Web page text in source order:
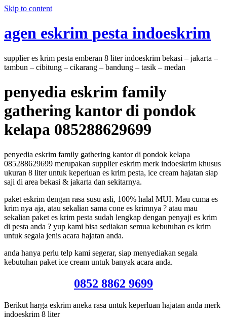
Skip to content
agen eskrim pesta indoeskrim
supplier es krim pesta emberan 8 liter indoeskrim bekasi – jakarta –
tambun – cibitung – cikarang – bandung – tasik – medan
penyedia eskrim family
gathering kantor di pondok
kelapa 085288629699
penyedia eskrim family gathering kantor di pondok kelapa
085288629699 merupakan supplier eskrim merk indoeskrim khusus
ukuran 8 liter untuk keperluan es krim pesta, ice cream hajatan siap
saji di area bekasi & jakarta dan sekitarnya.
paket eskrim dengan rasa susu asli, 100% halal MUI. Mau cuma es
krim nya aja, atau sekalian sama cone es krimnya ? atau mau
sekalian paket es krim pesta sudah lengkap dengan penyaji es krim
di pesta anda ? yup kami bisa sediakan semua kebutuhan es krim
untuk segala jenis acara hajatan anda.
anda hanya perlu telp kami segerar, siap menyediakan segala
kebutuhan paket ice cream untuk banyak acara anda.
0852 8862 9699
Berikut harga eskrim aneka rasa untuk keperluan hajatan anda merk
indoeskrim 8 liter